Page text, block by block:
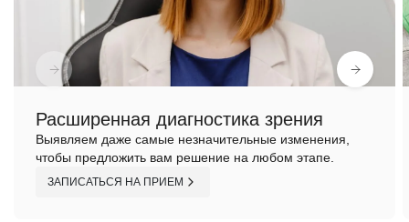
Расширенная диагностика зрения
Выявляем даже самые незначительные изменения,
чтобы предложить вам решение на любом этапе.
ЗАПИСАТЬСЯ НА ПРИЕМ